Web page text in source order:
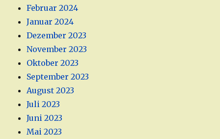
Februar 2024
Januar 2024
Dezember 2023
November 2023
Oktober 2023
September 2023
August 2023
Juli 2023
Juni 2023
Mai 2023